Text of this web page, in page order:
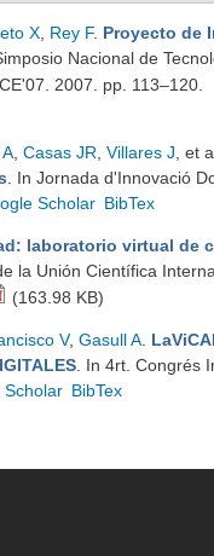
X Rey F. Proyecto de
Nacional de
2007. pp. 113–120.
Casas JR Villares J , et
. In Jornada d'Innovació
Scholar BibTex
laboratorio virtual de
la Unión Científica
(163.98 KB)
V, Gasull A
. In 4rt. Congrés
Scholar BibTex